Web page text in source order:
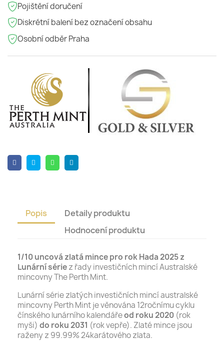
Pojištění doručení
Diskrétní balení bez označení obsahu
Osobní odběr Praha
Popis
Detaily produktu
Hodnocení produktu
1/10 uncová zlatá mincepro rok Hada 2025 z
Lunární sériez řady investičních mincí Australské
mincovny The Perth Mint.
Lunární série zlatých investičních mincí australské
mincovny Perth Mint je věnována 12ročnímu cyklu
čínského lunárního kalendářeod roku 2020 (rok
myši)do roku 2031 (rok vepře). Zlaté mince jsou
raženy z 99.99% 24karátového zlata.